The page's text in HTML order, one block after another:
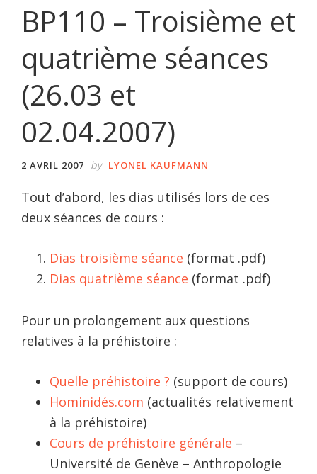
BP110 – Troisième et
quatrième séances
(26.03 et
02.04.2007)
2 AVRIL 2007 by LYONEL KAUFMANN
Tout d’abord, les dias utilisés lors de ces
deux séances de cours :
Dias troisième séance (format .pdf)
Dias quatrième séance (format .pdf)
Pour un prolongement aux questions
relatives à la préhistoire :
Quelle préhistoire ? (support de cours)
Hominidés.com (actualités relativement
à la préhistoire)
Cours de préhistoire générale –
Université de Genève – Anthropologie